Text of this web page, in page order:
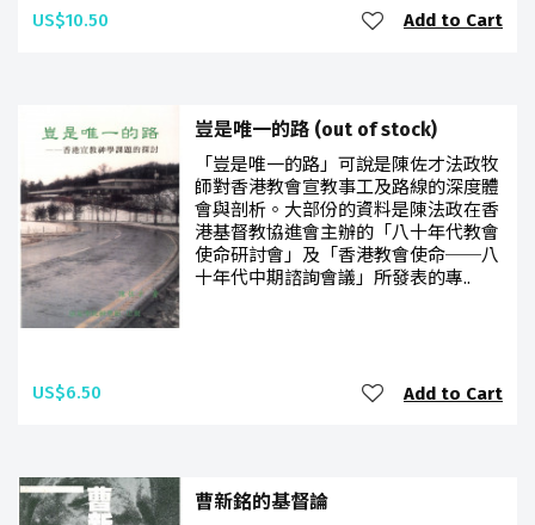
US$10.50 Add to Cart
豈是唯一的路 (out of stock)
「豈是唯一的路」可說是陳佐才法政牧
師對香港教會宣教事工及路線的深度體
會與剖析。大部份的資料是陳法政在香
港基督教協進會主辦的「八十年代教會
使命研討會」及「香港教會使命──八
十年代中期諮詢會議」所發表的專..
US$6.50 Add to Cart
曹新銘的基督論